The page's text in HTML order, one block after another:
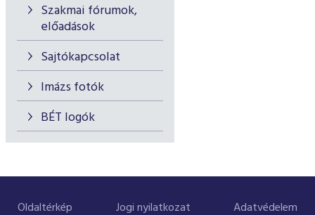
Szakmai fórumok,
előadások
Sajtókapcsolat
Imázs fotók
BÉT logók
Oldaltérkép Jogi nyilatkozat Adatvédelem